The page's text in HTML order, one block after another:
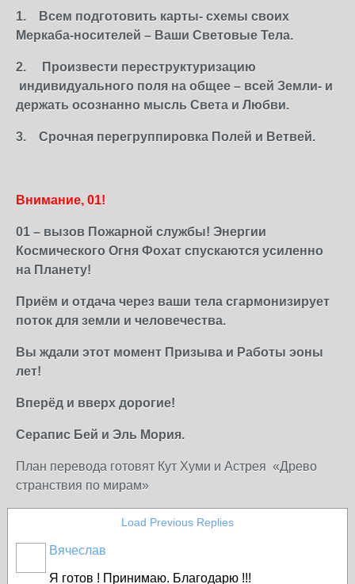
1.
Всем подготовить карты- схемы своих
Меркаба-носителей – Ваши Световые Тела.
2.
Произвести переструктуризацию
индивидуального поля на общее – всей Земли- и
держать осознанно мысль Света и Любви.
3. Срочная перегруппировка Полей и Ветвей.
Внимание, 01!
01 – вызов Пожарной службы! Энергии
Космического Огня Фохат спускаются усиленно
на Планету!
Приём и отдача через ваши тела сгармонизирует
поток для земли и человечества.
Вы ждали этот момент Призыва и Работы эоны
лет!
Вперёд и вверх дорогие!
Серапис Бей и Эль Мория.
План перевода готовят Кут Хуми и Астрея «Древо
странствия по мирам»
Load Previous Replies
Вячеслав
Я готов ! Принимаю. Благодарю !!!